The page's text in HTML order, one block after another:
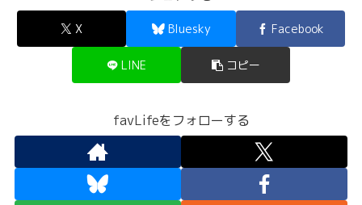
X Bluesky Facebook
LINE コピー
favLifeをフォローする